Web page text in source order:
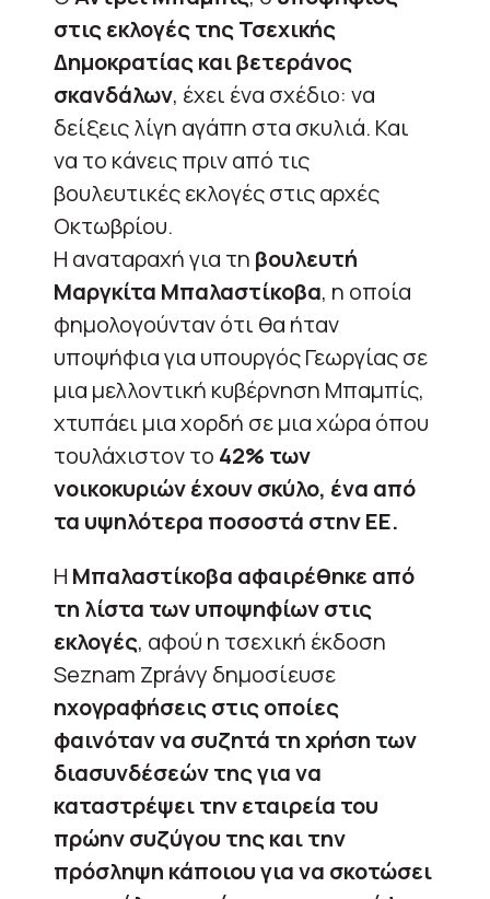
στις εκλογές της Τσεχικής
Δημοκρατίας και βετεράνος
σκανδάλων, έχει ένα σχέδιο: να
δείξεις λίγη αγάπη στα σκυλιά. Και
να το κάνεις πριν από τις
βουλευτικές εκλογές στις αρχές
Οκτωβρίου.
Η αναταραχή για τη βουλευτή
Μαργκίτα Μπαλαστίκοβα, η οποία
φημολογούνταν ότι θα ήταν
υποψήφια για υπουργός Γεωργίας σε
μια μελλοντική κυβέρνηση Μπαμπίς,
χτυπάει μια χορδή σε μια χώρα όπου
τουλάχιστον το 42% των
νοικοκυριών έχουν σκύλο, ένα από
τα υψηλότερα ποσοστά στην ΕΕ.
Η Μπαλαστίκοβα αφαιρέθηκε από
τη λίστα των υποψηφίων στις
εκλογές, αφού η τσεχική έκδοση
Seznam Zprávy δημοσίευσε
ηχογραφήσεις στις οποίες
φαινόταν να συζητά τη χρήση των
διασυνδέσεών της για να
καταστρέψει την εταιρεία του
πρώην συζύγου της και την
πρόσληψη κάποιου για να σκοτώσει